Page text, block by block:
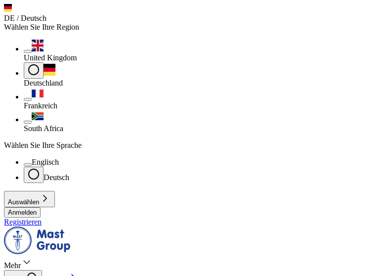
DE / Deutsch
Wählen Sie Ihre Region
United Kingdom
Deutschland
Frankreich
South Africa
Wählen Sie Ihre Sprache
Englisch
Deutsch
Auswählen
Anmelden
Registrieren
Mehr